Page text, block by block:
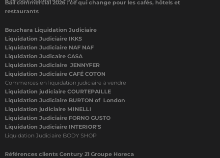
Bail commercial 2026 : ce qui change pour les cafés, hôtels et
restaurants
Bouchara Liquidation Judiciaire
Liquidation Judiciaire IKKS
Liquidation Judiciaire NAF NAF
Liquidation Judicaire CASA
Liquidation Judiciaire JENNYFER
Liquidation Judiciaire CAFÉ COTON
Commerces en liquidation judiciaire à vendre
Liquidation judiciaire COURTEPAILLE
Liquidation Judiciaire BURTON of London
Liquidation judiciaire MINELLI
Liquidation Judiciaire FORNO GUSTO
Liquidation Judiciaire INTERIOR’S
Liquidation Judiciaire BODY SHOP
Références clients Century 21 Groupe Horeca